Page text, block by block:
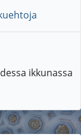
ikkunassa